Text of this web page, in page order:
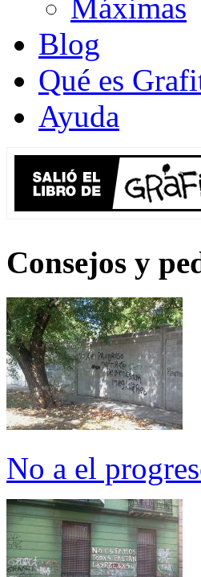
Máximas
Blog
Qué es
Ayuda
Consejos y
No a el